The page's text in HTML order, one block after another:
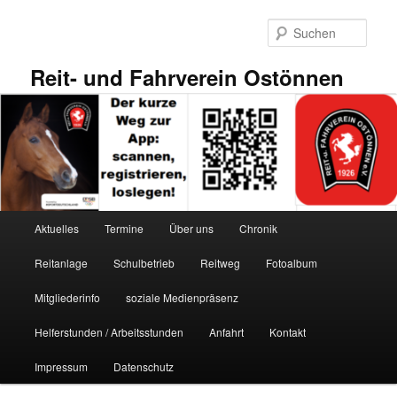
Reit- und Fahrverein Ostönnen
Aktuelles Termine Über uns Chronik
Reitanlage Schulbetrieb Reitweg Fotoalbum
Mitgliederinfo soziale Medienpräsenz
Helferstunden / Arbeitsstunden Anfahrt Kontakt
Impressum Datenschutz